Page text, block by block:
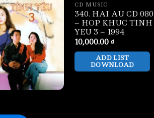
CD MUSIC
340. HAI AU CD 080
– HOP KHUC TINH
YEU 3 – 1994
10,000.00₫
ADD LIST
DOWNLOAD